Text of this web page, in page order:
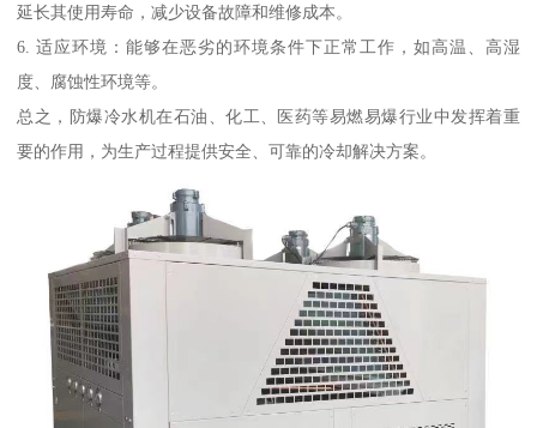
延长其使用寿命，减少设备故障和维修成本。
6. 适应环境：能够在恶劣的环境条件下正常工作，如高温、高湿
度、腐蚀性环境等。
总之，防爆冷水机在石油、化工、医药等易燃易爆行业中发挥着重
要的作用，为生产过程提供安全、可靠的冷却解决方案。